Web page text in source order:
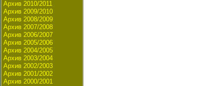
Архив 2010/2011
Архив 2009/2010
Архив 2008/2009
Архив 2007/2008
Архив 2006/2007
Архив 2005/2006
Архив 2004/2005
Архив 2003/2004
Архив 2002/2003
Архив 2001/2002
Архив 2000/2001